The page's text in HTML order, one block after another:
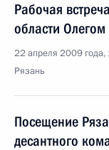
Рабочая
области
22 апреля 2009
Рязань
Посещение
десантного